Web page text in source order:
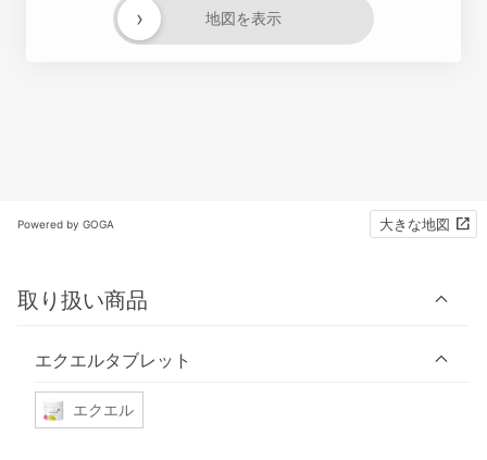
地図を表示
›
Powered by GOGA 大きな地図
取り扱い商品
エクエルタブレット
エクエル